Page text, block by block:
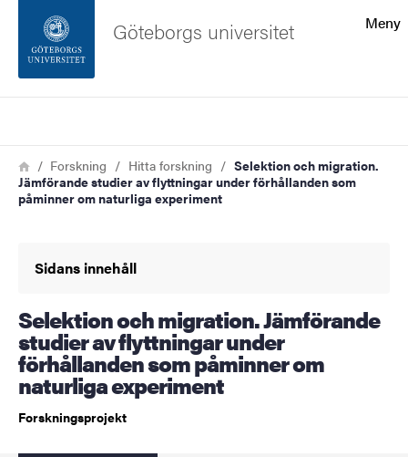
Sidfoten
Om webbplatsen
Meny
Göteborgs universitet
Länkstig
HemForskning Hitta forskning
Selektion och migration.
Jämförande studier av flyttningar under förhållanden som
påminner om naturliga experiment
Sidans innehåll
Selektion och migration. Jämförande
studier av flyttningar under
förhållanden som påminner om
naturliga experiment
Forskningsprojekt